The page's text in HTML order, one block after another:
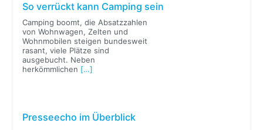
So verrückt kann Camping sein
Camping boomt, die Absatzzahlen
von Wohnwagen, Zelten und
Wohnmobilen steigen bundesweit
rasant, viele Plätze sind
ausgebucht. Neben
herkömmlichen […]
Presseecho im Überblick